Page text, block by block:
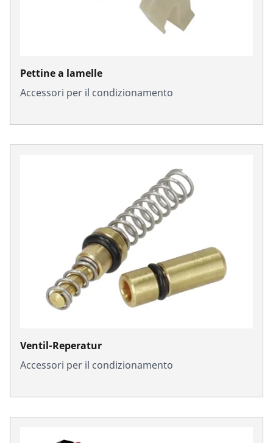
Pettine a lamelle
Accessori per il condizionamento
Ventil-Reperatur
Accessori per il condizionamento